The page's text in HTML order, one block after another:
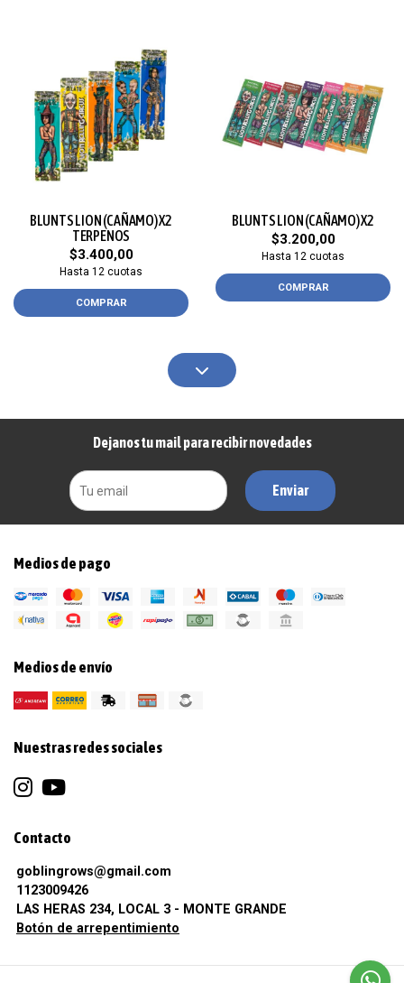
BLUNTS LION (CAÑAMO) X2
TERPENOS
$3.400,00
Hasta 12 cuotas
COMPRAR
BLUNTS LION (CAÑAMO) X2
$3.200,00
Hasta 12 cuotas
COMPRAR
Dejanos tu mail para recibir novedades
Enviar
Medios de pago
Medios de envío
Nuestras redes sociales
Contacto
goblingrows@gmail.com
1123009426
LAS HERAS 234, LOCAL 3 - MONTE GRANDE
Botón de arrepentimiento